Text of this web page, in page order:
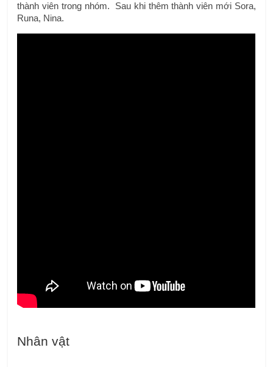
thành viên trong nhóm.  Sau khi thêm thành viên mới Sora,
Runa, Nina.
Nhân vật